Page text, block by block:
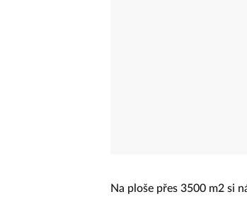
Na ploše přes 3500 m2 si